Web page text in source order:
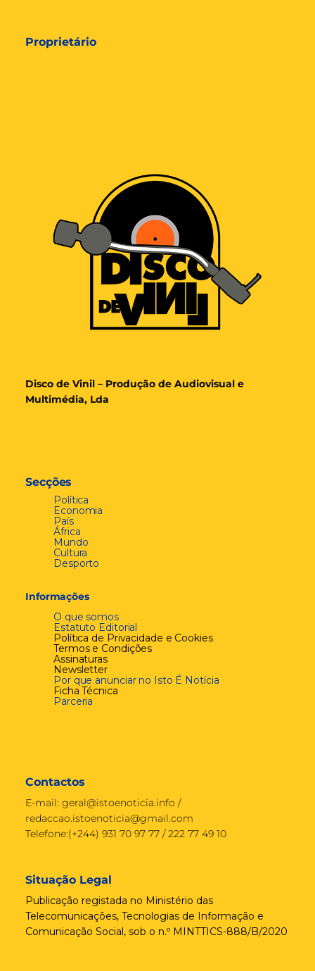
Proprietário
Disco de Vinil – Produção de Audiovisual e
Multimédia, Lda
Secções
Política
Economia
País
África
Mundo
Cultura
Desporto
Informações
O que somos
Estatuto Editorial
Política de Privacidade e Cookies
Termos e Condições
Assinaturas
Newsletter
Por que anunciar no Isto É Notícia
Ficha Técnica
Parceria
Contactos
E-mail: geral@istoenoticia.info /
redaccao.istoenoticia@gmail.com
Telefone:(+244) 931 70 97 77 / 222 77 49 10
Situação Legal
Publicação registada no Ministério das
Telecomunicações, Tecnologias de Informação e
Comunicação Social, sob o n.º MINTTICS-888/B/2020